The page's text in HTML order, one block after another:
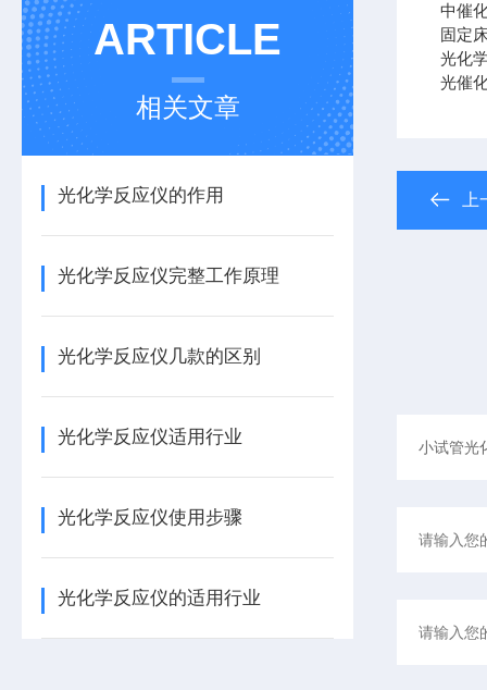
ARTICLE
相关文章
光化学反应仪的作用
光化学反应仪完整工作原理
光化学反应仪几款的区别
光化学反应仪适用行业
光化学反应仪使用步骤
光化学反应仪的适用行业
中催
固定
光化
光催